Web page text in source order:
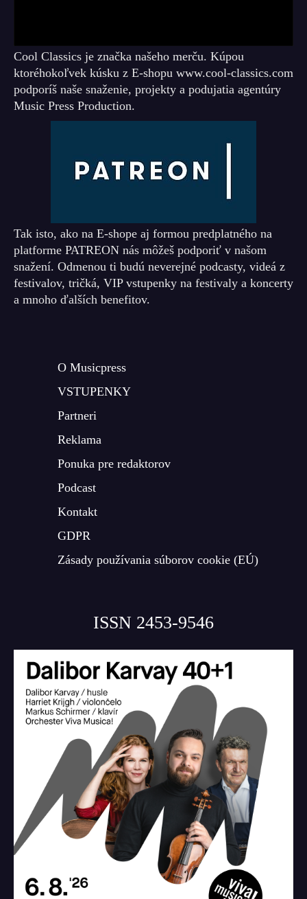
Cool Classics je značka našeho merču. Kúpou
ktoréhokoľvek kúsku z E-shopu www.cool-classics.com
podporíš naše snaženie, projekty a podujatia agentúry
Music Press Production.
Tak isto, ako na E-shope aj formou predplatného na
platforme PATREON nás môžeš podporiť v našom
snažení. Odmenou ti budú neverejné podcasty, videá z
festivalov, tričká, VIP vstupenky na festivaly a koncerty
a mnoho ďalších benefitov.
O Musicpress
VSTUPENKY
Partneri
Reklama
Ponuka pre redaktorov
Podcast
Kontakt
GDPR
Zásady používania súborov cookie (EÚ)
ISSN 2453-9546